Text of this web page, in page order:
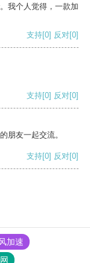
我个人觉得，一款加
支持[0] 反对[0]
支持[0] 反对[0]
朋友一起交流。
支持[0] 反对[0]
加速